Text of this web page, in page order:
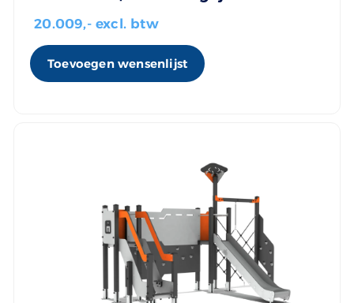
20.009,- excl. btw
Toevoegen wensenlijst